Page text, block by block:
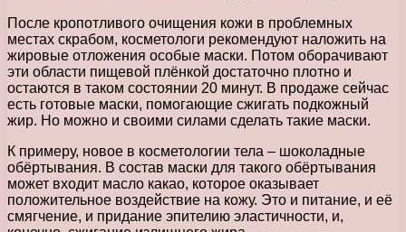
После кропотливого очищения кожи в проблемных
местах скрабом, косметологи рекомендуют наложить на
жировые отложения особые маски. Потом оборачивают
эти области пищевой плёнкой достаточно плотно и
остаются в таком состоянии 20 минут. В продаже сейчас
есть готовые маски, помогающие сжигать подкожный
жир. Но можно и своими силами сделать такие маски.
К примеру, новое в косметологии тела – шоколадные
обёртывания. В состав маски для такого обёртывания
может входит масло какао, которое оказывает
положительное воздействие на кожу. Это и питание, и её
смягчение, и придание эпителию эластичности, и,